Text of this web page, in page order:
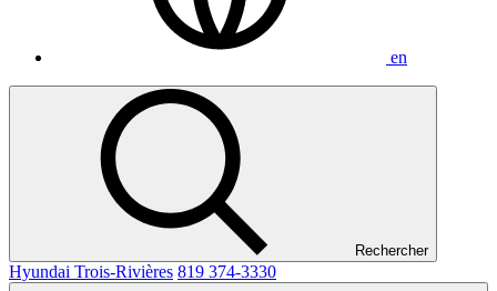
en
Rechercher
Hyundai Trois-Rivières 819 374-3330